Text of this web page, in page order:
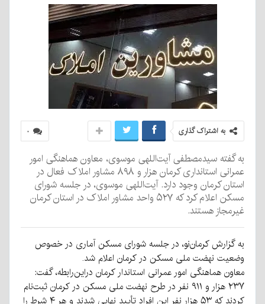
۰ به اشتراک گذاری
به گفته سیدمصطفی آیت‌اللهی موسوی، معاون هماهنگی امور
عمرانی استانداری کرمان هزار و ۸۹۸ مشاور املاک فعال در
استان کرمان وجود دارد. آیت‌اللهی موسوی، در جلسه شورای
مسکن اعلام کرد که ۵۲۷ واحد مشاور املاک در استان کرمان
غیرمجاز هستند.
به گزارش کرمان‌نو، در جلسه شورای مسکن آماری در خصوص
وضعیت نهضت ملی مسکن در کرمان اعلام شد.
معاون هماهنگی امور عمرانی استاندار کرمان دراین‌رابطه، گفت:
۲۳۷ هزار و ۹۱۱ نفر در طرح نهضت ملی مسکن در کرمان ثبت‌نام
کردند که ۵۳ هزار نفر این افراد تأیید نهایی شدند و هر ۴ شرط را